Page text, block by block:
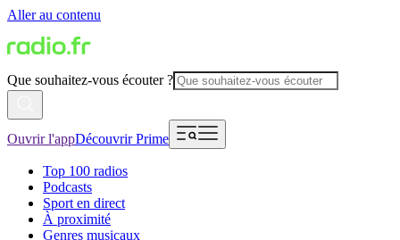
Aller au contenu
Que souhaitez-vous écouter ?
Ouvrir l'appDécouvrir Prime
Top 100 radios
Podcasts
Sport en direct
À proximité
Genres musicaux